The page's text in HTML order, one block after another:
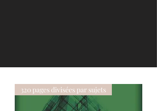
320 pages divisées par sujets